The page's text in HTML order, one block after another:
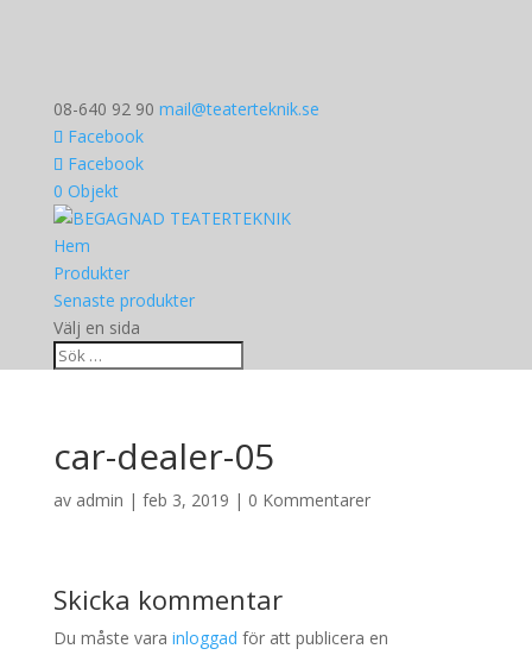
08-640 92 90 mail@teaterteknik.se
Facebook
Facebook
0 Objekt
Hem
Produkter
Senaste produkter
Välj en sida
car-dealer-05
av admin | feb 3, 2019 | 0 Kommentarer
Skicka kommentar
Du måste vara inloggad för att publicera en